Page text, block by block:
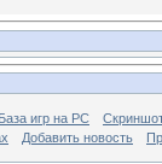
База игр на РС
Добавить новость